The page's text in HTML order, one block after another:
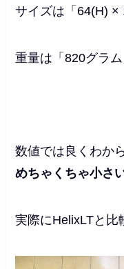
サイズは「64(H) ×
重量は「820グラム
数値では良くわか
めちゃくちゃ小さ
実際にHelixLTと比